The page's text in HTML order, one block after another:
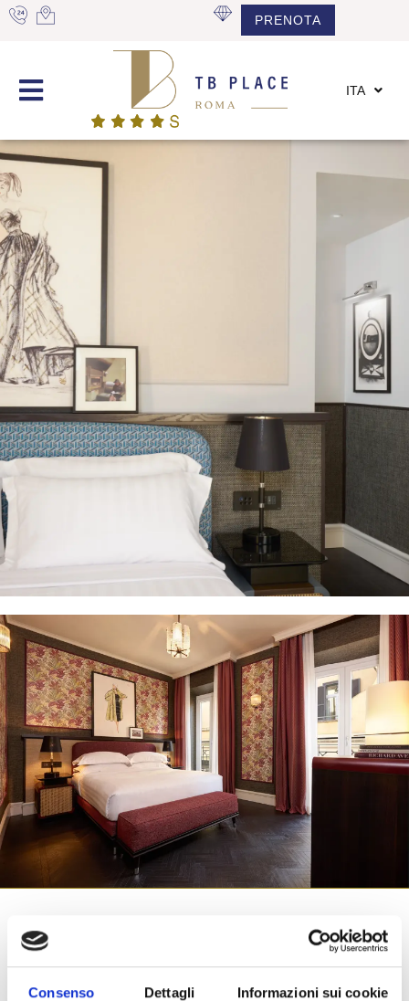
Consenso Dettagli Informazioni sui cookie
PRENOTA
ITA
Camere